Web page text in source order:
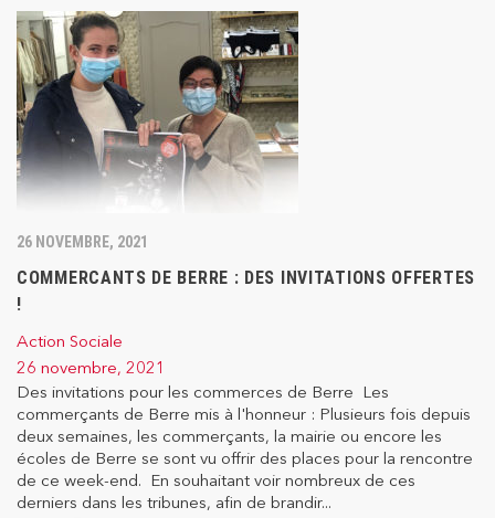
26 NOVEMBRE, 2021
COMMERCANTS DE BERRE : DES INVITATIONS OFFERTES
!
Action Sociale
26 novembre, 2021
Des invitations pour les commerces de Berre Les
commerçants de Berre mis à l'honneur : Plusieurs fois depuis
deux semaines, les commerçants, la mairie ou encore les
écoles de Berre se sont vu offrir des places pour la rencontre
de ce week-end. En souhaitant voir nombreux de ces
derniers dans les tribunes, afin de brandir...